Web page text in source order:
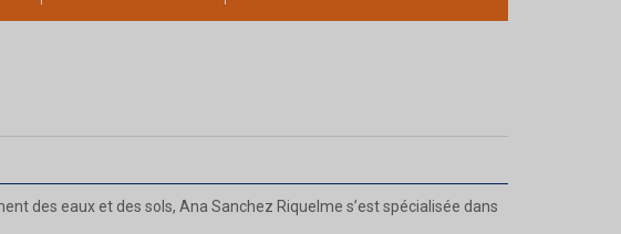
des eaux et des sols, Ana Sanchez Riquelme s’est spécialisée dans